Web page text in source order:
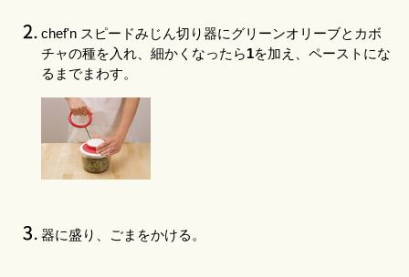
chef'n スピードみじん切り器にグリーンオリーブとカボ
チャの種を入れ、細かくなったら1を加え、ペーストにな
るまでまわす。
器に盛り、ごまをかける。